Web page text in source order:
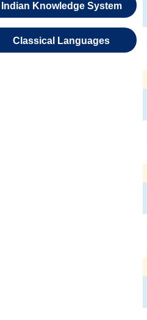
Indian Knowledge System
Classical Languages